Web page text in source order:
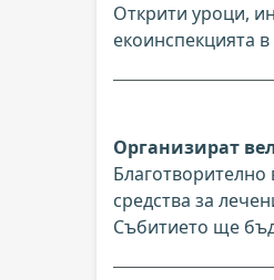
Открити уроци,
екоинспекцията
Организират
средства за
Събитието ще